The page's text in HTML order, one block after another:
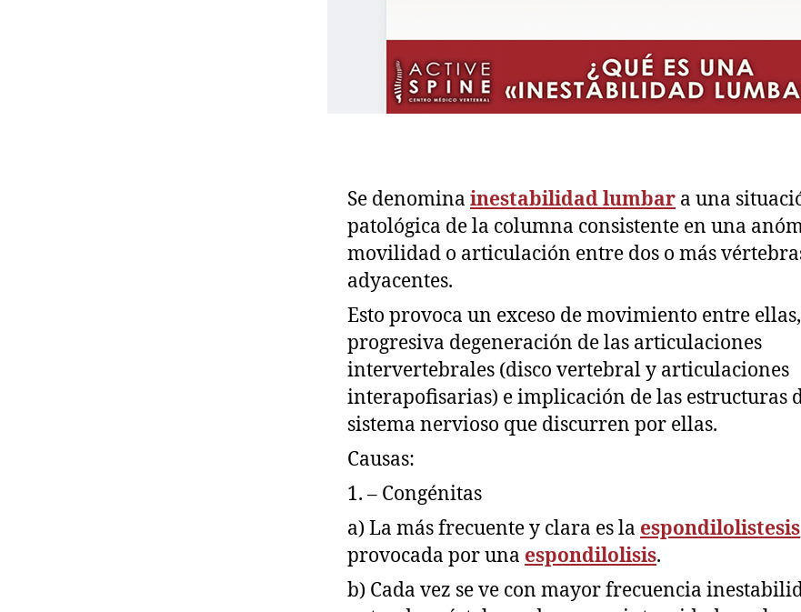
Se denomina inestabilidad lumbar a una
patológica de la columna consistente en una
movilidad o articulación entre dos o más
adyacentes.
Esto provoca un exceso de movimiento entre
progresiva degeneración de las articulaciones
intervertebrales (disco vertebral y articulaciones
interapofisarias) e implicación de las estructuras
sistema nervioso que discurren por ellas.
Causas:
1. – Congénitas
a) La más frecuente y clara es la espondilolistesis
provocada por una espondilolisis.
b) Cada vez se ve con mayor frecuencia